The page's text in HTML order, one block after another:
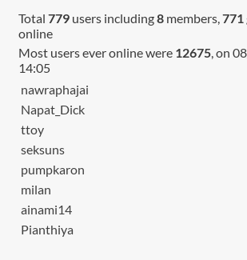
Total 779users including8members,771
online
Most users ever online were 12675, on
14:05
nawraphajai
Napat_Dick
ttoy
seksuns
pumpkaron
milan
ainami14
Pianthiya